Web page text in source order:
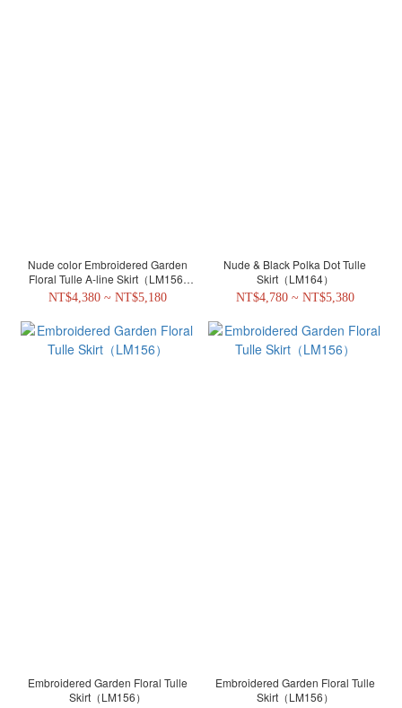
Nude color Embroidered Garden
Floral Tulle A-line Skirt（LM156-
A）
NT$4,380 ~ NT$5,180
Nude & Black Polka Dot Tulle
Skirt（LM164）
NT$4,780 ~ NT$5,380
Embroidered Garden Floral Tulle
Skirt（LM156）
Embroidered Garden Floral Tulle
Skirt（LM156）